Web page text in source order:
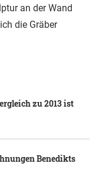
an der Wand
die Gräber
zu 2013 ist
Benedikts